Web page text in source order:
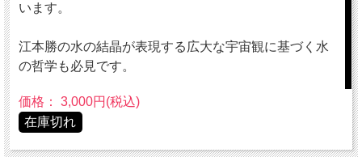
います。
江本勝の水の結晶が表現する広大な宇宙観に基づく水
の哲学も必見です。
価格： 3,000円(税込)
在庫切れ